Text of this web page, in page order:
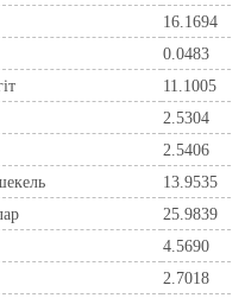
16.1694
0.0483
11.1005
2.5304
2.5406
13.9535
25.9839
4.5690
2.7018